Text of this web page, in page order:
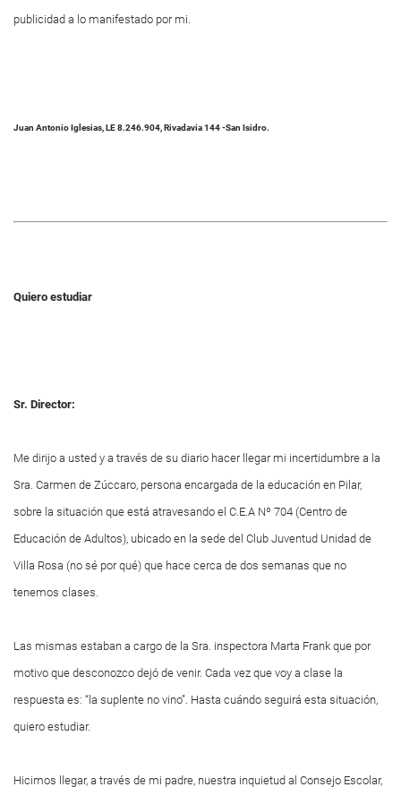
publicidad a lo manifestado por mi.
Juan Antonio Iglesias, LE 8.246.904, Rivadavia 144 -San Isidro.
Quiero estudiar
Sr. Director:
Me dirijo a usted y a través de su diario hacer llegar mi incertidumbre a la
Sra. Carmen de Zúccaro, persona encargada de la educación en Pilar,
sobre la situación que está atravesando el C.E.A Nº 704 (Centro de
Educación de Adultos), ubicado en la sede del Club Juventud Unidad de
Villa Rosa (no sé por qué) que hace cerca de dos semanas que no
tenemos clases.
Las mismas estaban a cargo de la Sra. inspectora Marta Frank que por
motivo que desconozco dejó de venir. Cada vez que voy a clase la
respuesta es: “la suplente no vino”. Hasta cuándo seguirá esta situación,
quiero estudiar.
Hicimos llegar, a través de mi padre, nuestra inquietud al Consejo Escolar,